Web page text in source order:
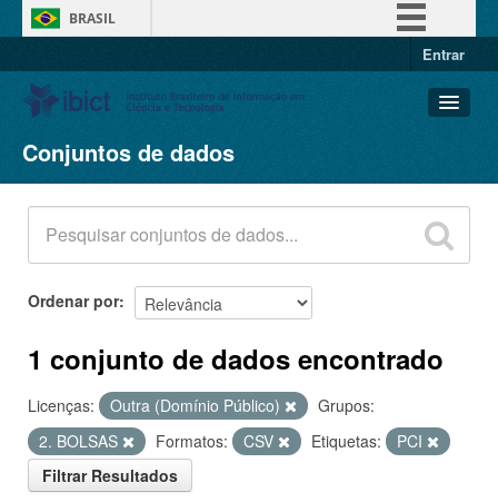
BRASIL
Entrar
Conjuntos de dados
Organizações
Grupos
Sobre
Conjuntos de dados
Ordenar por
1 conjunto de dados encontrado
Licenças: Outra (Domínio Público)
Grupos:
2. BOLSAS
Formatos: CSV Etiquetas:
PCI
Filtrar Resultados